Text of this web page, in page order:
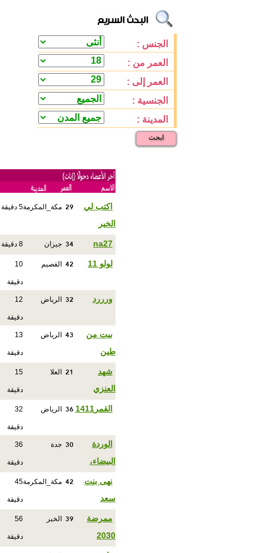
الجنس :
العمر من :
العمر إلى :
الجنسية :
المدينة :
ابحث
اكتب لي
الخير
29 مكة_المكرمة5 دقيقة
na27
34 جيزان 8 دقيقة
لولو 11 42 القصيم 10
دقيقة
ورررد 32 الرياض 12
دقيقة
بيت من
طين
43 الرياض 13
دقيقة
شهد
العنزي
21 العلا 15
دقيقة
القمر1411 36 الرياض 32
دقيقة
الوردة
البيضاء،
30 جدة 36
دقيقة
نهى بنت
سعد
42 مكة_المكرمة45
دقيقة
ممرضة
2030
39 الخبر 56
دقيقة